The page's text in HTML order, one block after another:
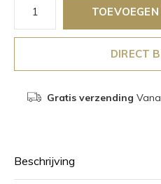
DIRECT
Gratis verzending
Beschrijving